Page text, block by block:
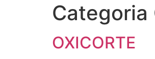
Categoria
OXICORTE